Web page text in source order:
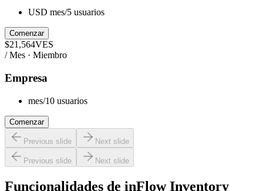
USD mes/5 usuarios
Comenzar
$21,564VES
/ Mes · Miembro
Empresa
mes/10 usuarios
Comenzar
Previous slide Next slide
Previous slide Next slide
Funcionalidades de inFlow Inventory